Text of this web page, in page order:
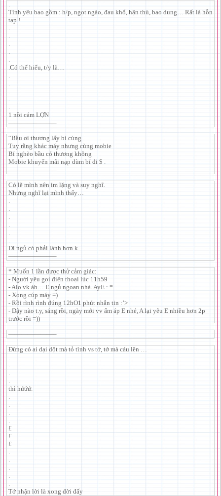
.
Tình yêu bao gồm : h/p, ngọt ngào, đau khổ, hận thù, bao dung… Rất là hỗn
tạp !
.
.
.
.
.
.Có thể hiểu, t/y là…
.
.
.
.
.
1 nồi cám LỢN
———————–
“Bầu ơi thương lấy bí cùng
Tuy rằng khác máy nhưng cùng mobie
Bí nghèo bầu có thương không
Mobie khuyến mãi nạp dùm bí đi $ .
———————–
Có lẽ mình nên im lặng và suy nghĩ.
Nhưng nghĩ lại mình thấy…
.
.
.
.
.
.
Đi ngủ có phải lành hơn k
———————–
* Muốn 1 lần được thử cảm giác:
- Người yêu gọi điện thoại lúc 11h59
- Alo vk àh… E ngủ ngoan nhá. AyE : *
- Xong cúp máy =)
- Rồi rình rình đúng 12hO1 phút nhắn tin :’>
- Dậy nào t.y, sáng rồi, ngày mới vv ấm áp E nhé, A lại yêu E nhiều hơn 2p
trước rồi =))
———————–
Đừng có ai dại dột mà tỏ tình vs tớ, tớ mà cáu lên …
.
.
.
.
thì hứứứ.
.
.
.
.
£
£
£
.
.
.
.
.
Tớ nhận lời là xong đời đấy